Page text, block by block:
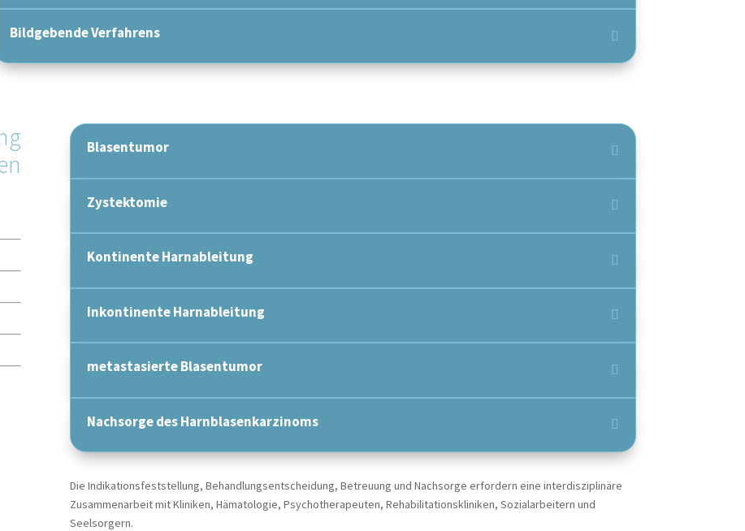
Bildgebende Verfahrens
Blasentumor
Zystektomie
Kontinente Harnableitung
Inkontinente Harnableitung
metastasierte Blasentumor
Nachsorge des Harnblasenkarzinoms
Die Indikationsfeststellung, Behandlungsentscheidung, Betreuung und Nachsorge erfordern eine interdisziplinäre
Zusammenarbeit mit Kliniken, Hämatologie, Psychotherapeuten, Rehabilitationskliniken, Sozialarbeitern und
Seelsorgern.